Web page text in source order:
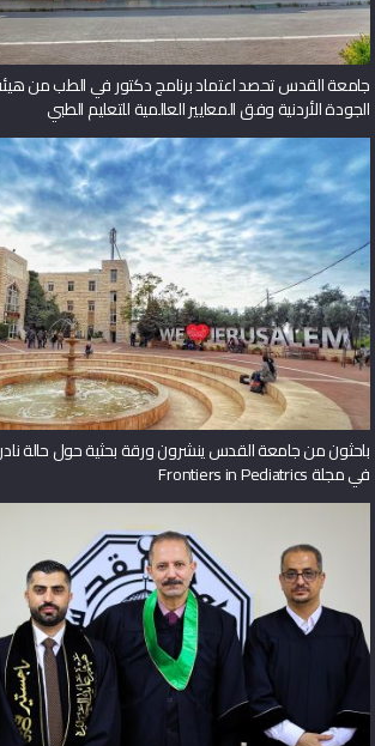
جامعة القدس تحصد اعتماد برنامج دكتور في الطب من
الجودة الأردنية وفق المعايير العالمية للتعليم الطبي
باحثون من جامعة القدس ينشرون ورقة بحثية حول حالة
في مجلة Frontiers in Pediatrics